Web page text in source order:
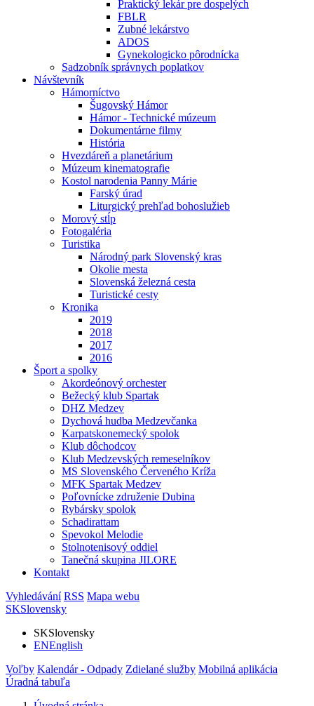
Praktický lekár pre dospelých
FBLR
Zubné lekárstvo
ADOS
Gynekologicko pôrodnícka
Sadzobník správnych poplatkov
Návštevník
Hámorníctvo
Šugovský Hámor
Hámor - Technické múzeum
Dokumentárne filmy
História
Hvezdáreň a planetárium
Múzeum kinematografie
Kostol narodenia Panny Márie
Farský úrad
Liturgický prehľad bohoslužieb
Morový stĺp
Fotogaléria
Turistika
Národný park Slovenský kras
Okolie mesta
Slovenská železná cesta
Turistické cesty
Kronika
2019
2018
2017
2016
Šport a spolky
Akordeónový orchester
Bežecký klub Spartak
DHZ Medzev
Dychová hudba Medzevčanka
Karpatskonemecký spolok
Klub dôchodcov
Klub Medzevských remeselníkov
MS Slovenského Červeného Kríža
MFK Spartak Medzev
Poľovnícke združenie Dubina
Rybársky spolok
Schadirattam
Spevokol Melodie
Stolnotenisový oddiel
Tanečná skupina JILORE
Kontakt
Vyhledávání RSS Mapa webu
SKSlovensky
SKSlovensky
ENEnglish
Voľby Kalendár - Odpady Zdielané služby Mobilná aplikácia
Úradná tabuľa